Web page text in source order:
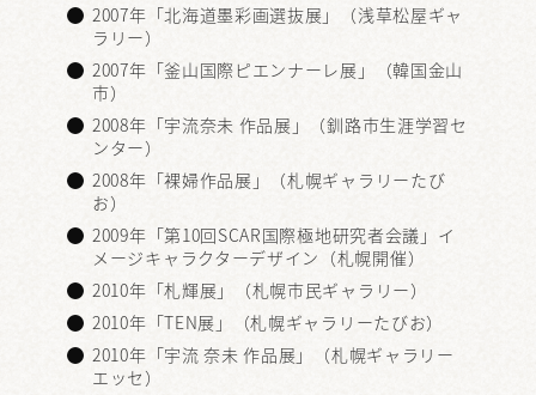
2007年「北海道墨彩画選抜展」（浅草松屋ギャ
ラリー）
2007年「釜山国際ピエンナーレ展」（韓国金山
市）
2008年「宇流奈未 作品展」（釧路市生涯学習セ
ンター）
2008年「裸婦作品展」（札幌ギャラリーたび
お）
2009年「第10回SCAR国際極地研究者会議」イ
メージキャラクターデザイン（札幌開催）
2010年「札輝展」（札幌市民ギャラリー）
2010年「TEN展」（札幌ギャラリーたびお）
2010年「宇流 奈未 作品展」（札幌ギャラリー
エッセ）